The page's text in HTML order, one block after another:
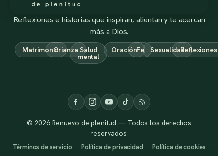
Reflexiones e historias que inspiran, alientan y te acercan
más a Dios.
MatrimonioCrianza Salud
mental
OraciónFe SexualidadReflexiones
© 2026 Renuevo de plenitud — Todos los derechos
reservados.
Términos de servicio · Política de privacidad · Política de cookies